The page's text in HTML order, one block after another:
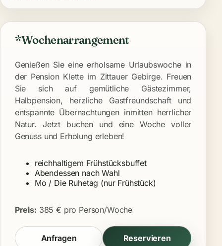
*Wochenarrangement
Genießen Sie eine erholsame Urlaubswoche in
der Pension Klette im Zittauer Gebirge. Freuen
Sie sich auf gemütliche Gästezimmer,
Halbpension, herzliche Gastfreundschaft und
entspannte Übernachtungen inmitten herrlicher
Natur. Jetzt buchen und eine Woche voller
Genuss und Erholung erleben!
reichhaltigem Frühstücksbuffet
Abendessen nach Wahl
Mo / Die Ruhetag (nur Frühstück)
Preis: 385 € pro Person/Woche
Anfragen Reservieren